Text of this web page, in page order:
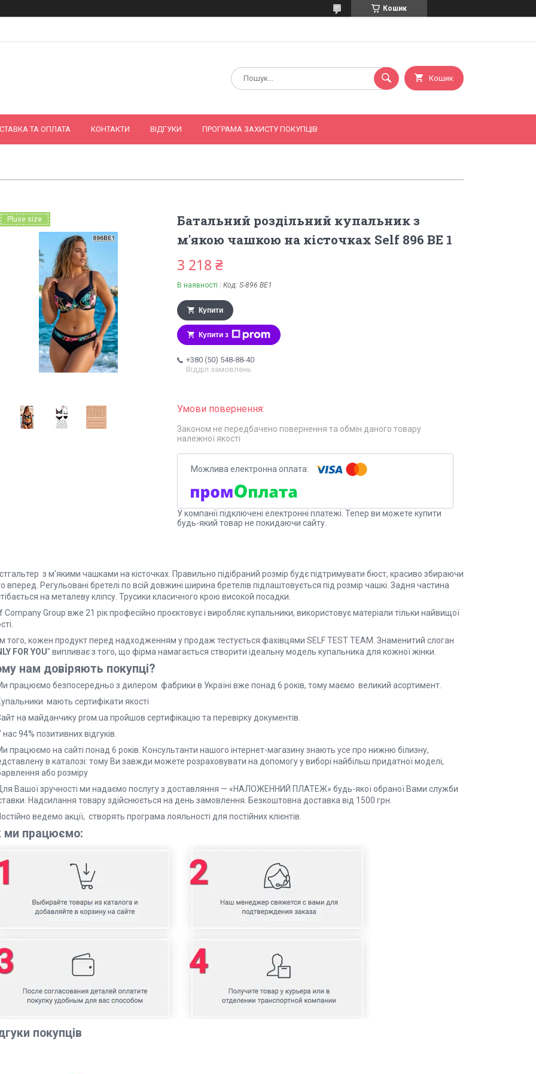
Кошик
Кошик
ТА ОПЛАТА КОНТАКТИ ВІДГУКИ ПРОГРАМА ЗАХИСТУ ПОКУПЦІВ
Pluse size
Батальний роздільний купальник з
м'якою чашкою на кісточках Self 896 ВЕ 1
3 218 ₴
В наявності Код: S-896 ВЕ1
Купити
Купити з
+380 (50) 548-88-40
Відділ замовлень
Законом не передбачено повернення та обмін даного товару
належної якості
У компанії підключені електронні платежі. Тепер ви можете купити
будь-який товар не покидаючи сайту.
з м'якими чашками на кісточках. Правильно підібраний розмір будє підтримувати бюст, красиво збираючи
вперед. Регульовані бретелі по всій довжині ширина бретелів підлаштовується під розмір чашкі. Задня частина
на металеву кліпсу. Трусики класичного крою високой посадки.
Company Group вже 21 рік професійно проєктовує і виробляє купальники, використовує матеріали тільки найвищої
того, кожен продукт перед надходженням у продаж тестується фахівцями SELF TEST TEAM. Знаменитий слоган
FOR YOU" випливає з того, що фірма намагається створити ідеальну модель купальника для кожної жінки.
нам довіряють покупці?
працюємо безпосередньо з дилером фабрики в Україні вже понад 6 років, тому маємо великий асортимент.
мають сертифікати якості
на майданчику proм.ua пройшов сертифікацію та перевірку документів.
нас 94% позитивних відгуків.
працюємо на сайті понад 6 років. Консультанти нашого інтернет-магазину знають усе про нижню білизну,
в каталозі: тому Ви завжди можете розраховувати на допомогу у виборі найбільш придатної моделі,
або розміру
Вашої зручності ми надаємо послугу з доставляння — «НАЛОЖЕННИЙ ПЛАТЕЖ» будь-якої обраної Вами служби
Надсилання товару здійснюється на день замовлення. Безкоштовна доставка від 1500 грн.
ведемо акції, створять програма лояльності для постійних клієнтів.
ми працюємо:
покупців